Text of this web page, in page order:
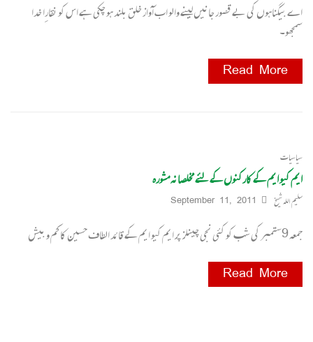
اے بیگناہوں کی بے قصور جانیں لینے والو اب آواز خلق بلند ہو چکی ہے اس کو نقارِا خدا
سمجھو۔
Read More
سیاسیات
ایم کیو ایم کے کارکنوں کے لئے مخلصانہ مشورہ
سلیم اللہ شیخ September 11, 2011
جمعہ 9ستمبر کی شب کو کئی نجی چینلز پر ایم کیو ایم کے قائد الطاف حسین کا کم و بیش
Read More